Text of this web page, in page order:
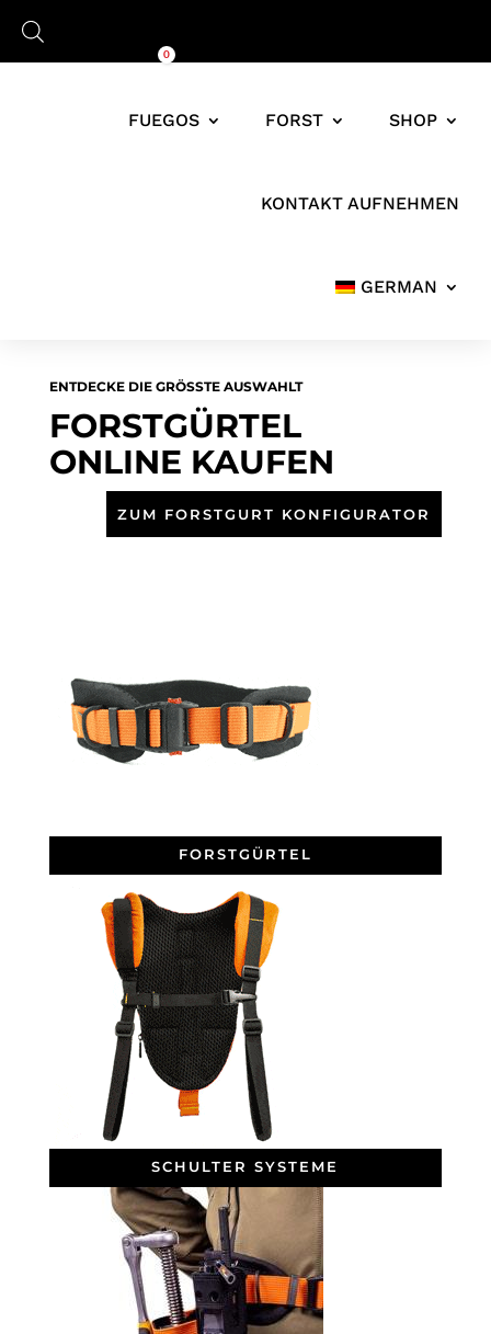
0
FUEGOS FORST SHOP
KONTAKT AUFNEHMEN
GERMAN
ENTDECKE DIE GRÖSSTE AUSWAHLT
FORSTGÜRTEL
ONLINE KAUFEN
ZUM FORSTGURT KONFIGURATOR
FORSTGÜRTEL
SCHULTER SYSTEME